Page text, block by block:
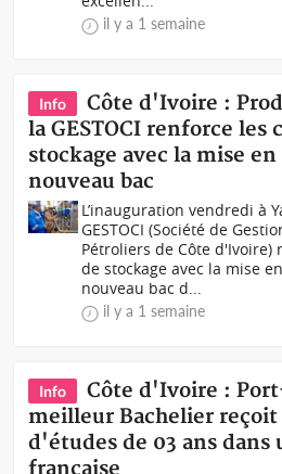
il y a 1 semaine
Info
Côte d'Ivoire :
la GESTOCI renforce les
stockage avec la mise
nouveau bac
L’inauguration vendredi à
GESTOCI (Société de
Pétroliers de Côte d'Ivoire)
de stockage avec la mise
nouveau bac d...
il y a 1 semaine
Info
Côte d'Ivoire :
meilleur Bachelier reçoit
d'études de 03 ans